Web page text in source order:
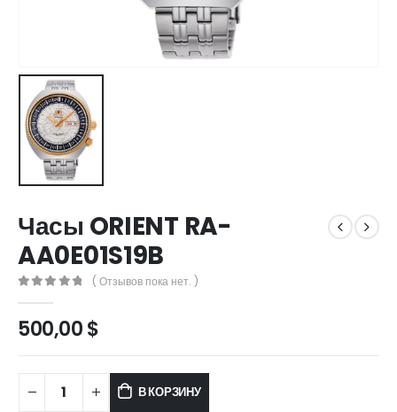
Часы ORIENT RA-
AA0E01S19B
( Отзывов пока нет. )
500,00$
В КОРЗИНУ